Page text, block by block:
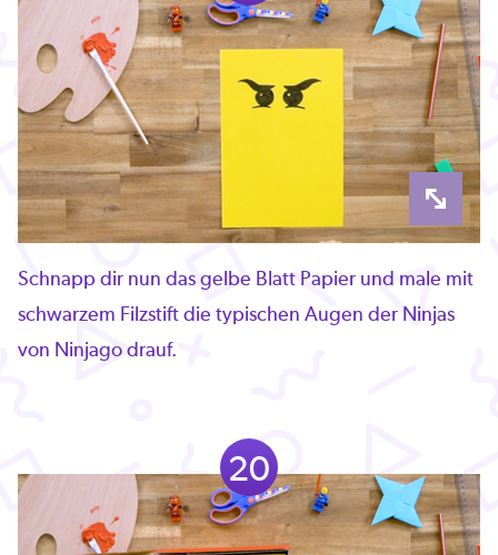
Schnapp dir nun das gelbe Blatt Papier und male mit
schwarzem Filzstift die typischen Augen der Ninjas
von Ninjago drauf.
20